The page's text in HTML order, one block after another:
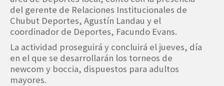
del gerente de Relaciones Institucionales de
Chubut Deportes, Agustín Landau y el
coordinador de Deportes, Facundo Evans.
La actividad proseguirá y concluirá el jueves, día
en el que se desarrollarán los torneos de
newcom y boccia, dispuestos para adultos
mayores.